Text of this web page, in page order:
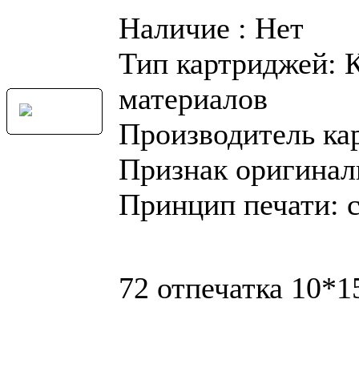
Наличие : Нет
Тип картриджей:
материалов
Производитель
Признак
Принцип печати:
72 отпечатка